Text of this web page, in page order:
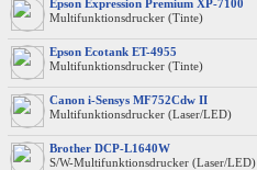
Epson Expression Premium XP-7100
Multifunktionsdrucker (Tinte)
Epson Ecotank ET-4955
Multifunktionsdrucker (Tinte)
Canon i-Sensys MF752Cdw II
Multifunktionsdrucker (Laser/LED)
Brother DCP-L1640W
S/W-Multifunktionsdrucker (Laser/LED)